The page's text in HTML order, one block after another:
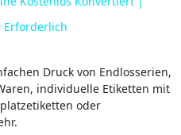
Erforderlich
Druck von Endlosserien,
individuelle Etiketten mit
oder